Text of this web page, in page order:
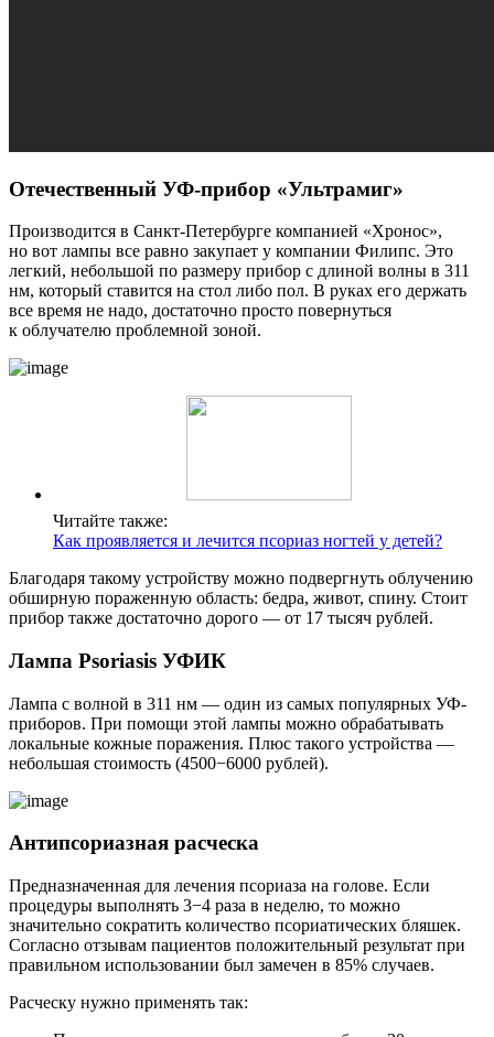
Отечественный УФ-прибор «Ультрамиг»
Производится в Санкт-Петербурге компанией «Хронос»,
но вот лампы все равно закупает у компании Филипс. Это
легкий, небольшой по размеру прибор с длиной волны в 311
нм, который ставится на стол либо пол. В руках его держать
все время не надо, достаточно просто повернуться
к облучателю проблемной зоной.
Читайте также:
Как проявляется и лечится псориаз ногтей у детей?
Благодаря такому устройству можно подвергнуть облучению
обширную пораженную область: бедра, живот, спину. Стоит
прибор также достаточно дорого — от 17 тысяч рублей.
Лампа Psoriasis УФИК
Лампа с волной в 311 нм — один из самых популярных УФ-
приборов. При помощи этой лампы можно обрабатывать
локальные кожные поражения. Плюс такого устройства —
небольшая стоимость (4500−6000 рублей).
Антипсориазная расческа
Предназначенная для лечения псориаза на голове. Если
процедуры выполнять 3−4 раза в неделю, то можно
значительно сократить количество псориатических бляшек.
Согласно отзывам пациентов положительный результат при
правильном использовании был замечен в 85% случаев.
Расческу нужно применять так: